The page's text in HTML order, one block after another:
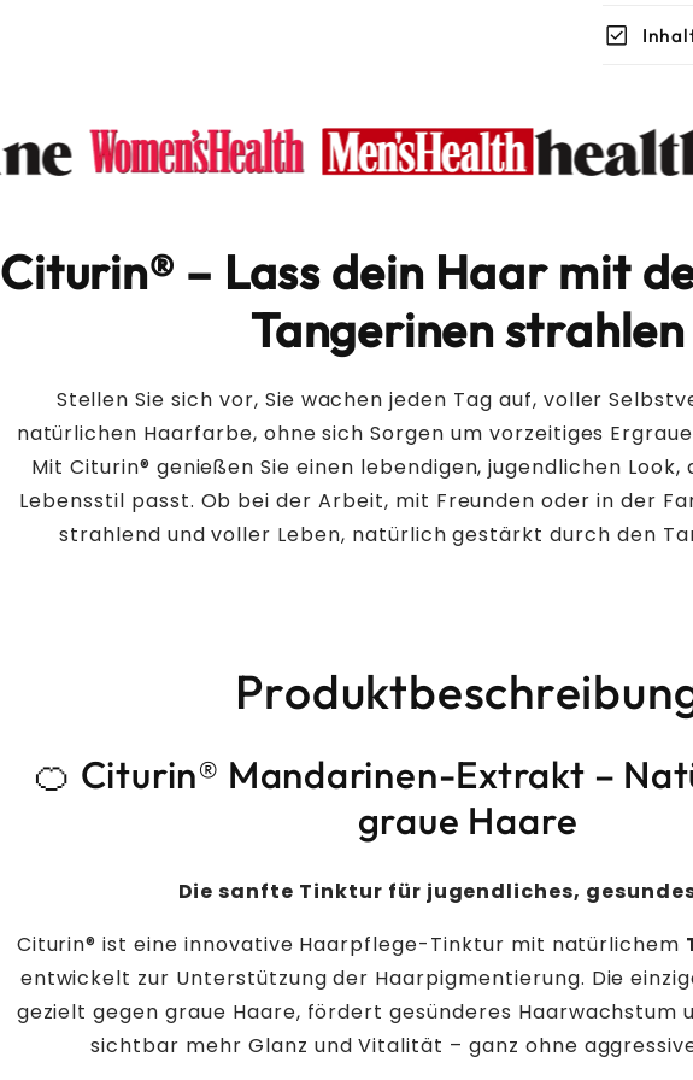
check_box
✓Ohne
Citurin® – Lass dein Haar mit
Tangerinen strahlen
Stellen Sie sich vor, Sie wachen jeden Tag auf, voller
natürlichen Haarfarbe, ohne sich Sorgen um vorzeitiges
Mit Citurin® genießen Sie einen lebendigen, jugendlichen
Lebensstil passt. Ob bei der Arbeit, mit Freunden oder in der
strahlend und voller Leben, natürlich gestärkt durch den
🍊 Citurin® Mandarinen-Extrakt –
graue Haare
Die sanfte Tinktur für jugendliches,
Citurin® ist eine innovative Haarpflege-Tinktur mit natürlichem
entwickelt zur Unterstützung der Haarpigmentierung. Die
gezielt gegen graue Haare, fördert gesünderes Haarwachstum
sichtbar mehr Glanz und Vitalität – ganz ohne